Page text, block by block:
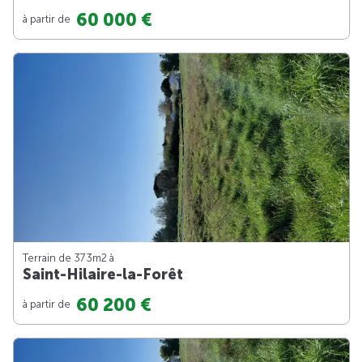
à partir de 60 000 €
Terrain de 373m2 à
Saint-Hilaire-la-Forêt
à partir de 60 200 €